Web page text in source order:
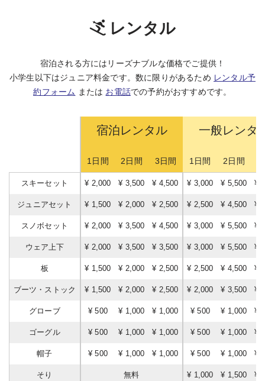
レンタル
宿泊される方にはリーズナブルな価格でご提供！
小学生以下はジュニア料金です。数に限りがあるため レンタル予
約フォーム
または お電話での予約がおすすめです。
宿泊レンタル 一般レンタ
1日間 2日間 3日間 1日間 2日間
スキーセット ¥ 2,000 ¥ 3,500 ¥ 4,500 ¥ 3,000 ¥ 5,500 ¥
ジュニアセット ¥ 1,500 ¥ 2,000 ¥ 2,500 ¥ 2,500 ¥ 4,500 ¥
スノボセット ¥ 2,000 ¥ 3,500 ¥ 4,500 ¥ 3,000 ¥ 5,500 ¥
ウェア上下 ¥ 2,000 ¥ 3,500 ¥ 3,500 ¥ 3,000 ¥ 5,500 ¥
板 ¥ 1,500 ¥ 2,000 ¥ 2,500 ¥ 2,500 ¥ 4,500 ¥
ブーツ・ストック ¥ 1,500 ¥ 2,000 ¥ 2,500 ¥ 2,000 ¥ 3,500 ¥
グローブ ¥ 500 ¥ 1,000 ¥ 1,000 ¥ 500 ¥ 1,000 ¥
ゴーグル ¥ 500 ¥ 1,000 ¥ 1,000 ¥ 500 ¥ 1,000 ¥
帽子 ¥ 500 ¥ 1,000 ¥ 1,000 ¥ 500 ¥ 1,000 ¥
そり 無料 ¥ 1,000 ¥ 1,500 ¥